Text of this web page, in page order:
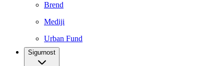
Brend
Mediji
Urban Fund
Sigurnost